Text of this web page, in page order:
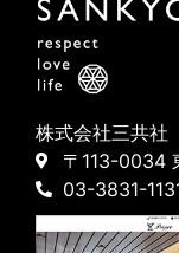
株式会社三共社
〒113-0034
03-3831-